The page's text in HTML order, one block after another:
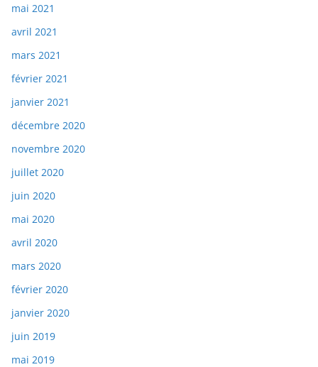
mai 2021
avril 2021
mars 2021
février 2021
janvier 2021
décembre 2020
novembre 2020
juillet 2020
juin 2020
mai 2020
avril 2020
mars 2020
février 2020
janvier 2020
juin 2019
mai 2019